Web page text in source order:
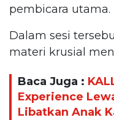
pembicara utama.
Dalam sesi
materi krusial
Baca Juga :
Experience
Libatkan Anak